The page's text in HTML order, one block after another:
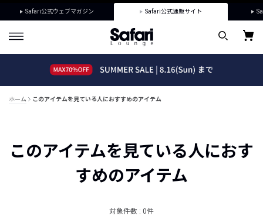
Safari公式ウェブマガジン Safari公式通販サイト
ホーム このアイテムを見ている人におすすめのアイテム
このアイテムを見ている人におす
すめのアイテム
対象件数 : 0件